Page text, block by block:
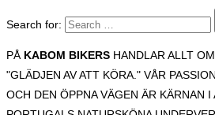
Search for:
PÅ KABOM BIKERS HANDLAR ALLT
"GLÄDJEN AV ATT KÖRA." VÅR
OCH DEN ÖPPNA VÄGEN ÄR KÄRNAN